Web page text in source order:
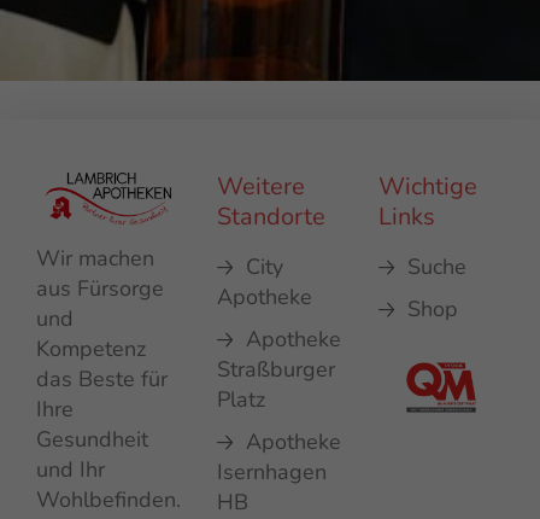
Wir machen
aus Fürsorge
und
Kompetenz
das Beste für
Ihre
Gesundheit
und Ihr
Wohlbefinden.
Weitere
Standorte
City
Apotheke
Apotheke
Straßburger
Platz
Apotheke
Isernhagen
HB
Wichtige
Links
Suche
Shop